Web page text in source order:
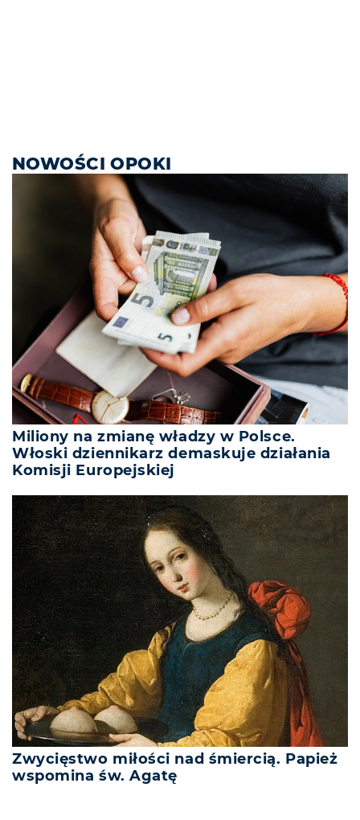
NOWOŚCI OPOKI
Miliony na zmianę władzy w Polsce.
Włoski dziennikarz demaskuje działania
Komisji Europejskiej
Zwycięstwo miłości nad śmiercią. Papież
wspomina św. Agatę